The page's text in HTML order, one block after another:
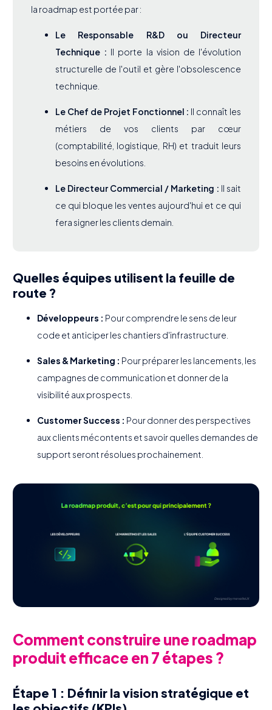
la roadmap est portée par :
Le Responsable R&D ou Directeur
Technique : Il porte la vision de l'évolution
structurelle de l'outil et gère l'obsolescence
technique.
Le Chef de Projet Fonctionnel : Il connaît les
métiers de vos clients par cœur
(comptabilité, logistique, RH) et traduit leurs
besoins en évolutions.
Le Directeur Commercial / Marketing : Il sait
ce qui bloque les ventes aujourd'hui et ce qui
fera signer les clients demain.
Quelles équipes utilisent la feuille de
route ?
Développeurs : Pour comprendre le sens de leur
code et anticiper les chantiers d'infrastructure.
Sales & Marketing : Pour préparer les lancements, les
campagnes de communication et donner de la
visibilité aux prospects.
Customer Success : Pour donner des perspectives
aux clients mécontents et savoir quelles demandes de
support seront résolues prochainement.
Comment construire une roadmap
produit efficace en 7 étapes ?
Étape 1 : Définir la vision stratégique et